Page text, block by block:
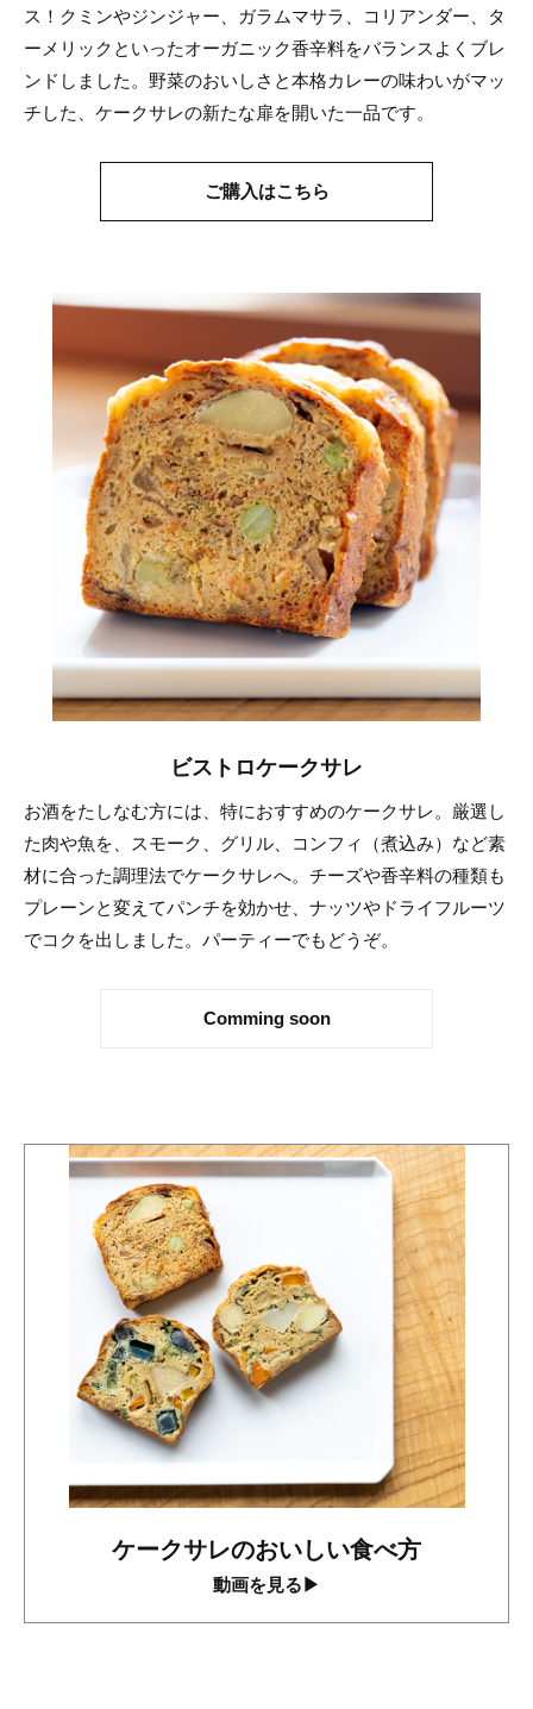
ス！クミンやジンジャー、ガラムマサラ、コリアンダー、タ
ーメリックといったオーガニック香辛料をバランスよくブレ
ンドしました。野菜のおいしさと本格カレーの味わいがマッ
チした、ケークサレの新たな扉を開いた一品です。
ご購入はこちら
ビストロケークサレ
お酒をたしなむ方には、特におすすめのケークサレ。厳選し
た肉や魚を、スモーク、グリル、コンフィ（煮込み）など素
材に合った調理法でケークサレへ。チーズや香辛料の種類も
プレーンと変えてパンチを効かせ、ナッツやドライフルーツ
でコクを出しました。パーティーでもどうぞ。
Comming soon
ケークサレのおいしい食べ方
動画を見る▶︎